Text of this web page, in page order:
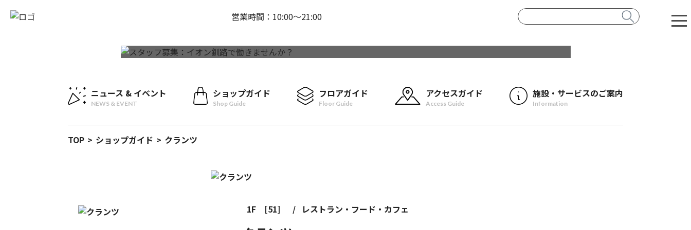
営業時間：10:00〜21:00
ニュース & イベント
NEWS & EVENT
ショップガイド
Shop Guide
フロアガイド
Floor Guide
アクセスガイド
Access Guide
施設・サービスのご案内
Information
TOP > ショップガイド > クランツ
1F [51] / レストラン・フード・カフェ